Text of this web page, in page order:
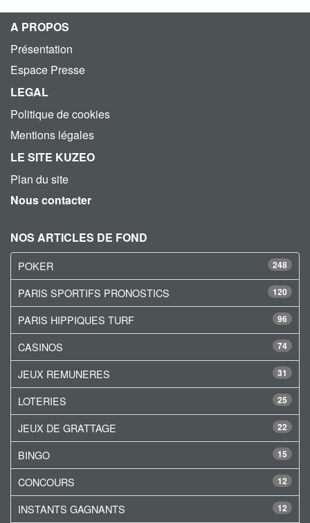
A PROPOS
Présentation
Espace Presse
LEGAL
Politique de cookies
Mentions légales
LE SITE KUZEO
Plan du site
Nous contacter
NOS ARTICLES DE FOND
248
POKER
120
PARIS SPORTIFS PRONOSTICS
96
PARIS HIPPIQUES TURF
74
CASINOS
31
JEUX REMUNERES
25
LOTERIES
22
JEUX DE GRATTAGE
15
BINGO
12
CONCOURS
12
INSTANTS GAGNANTS